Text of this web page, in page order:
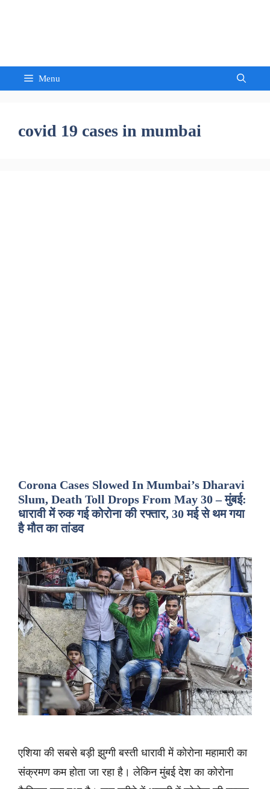
Menu
covid 19 cases in mumbai
Corona Cases Slowed In Mumbai’s Dharavi
Slum, Death Toll Drops From May 30 – मुंबई:
धारावी में रुक गई कोरोना की रफ्तार, 30 मई से थम गया
है मौत का तांडव
एशिया की सबसे बड़ी झुग्गी बस्ती धारावी में कोरोना महामारी का
संक्रमण कम होता जा रहा है। लेकिन मुंबई देश का कोरोना